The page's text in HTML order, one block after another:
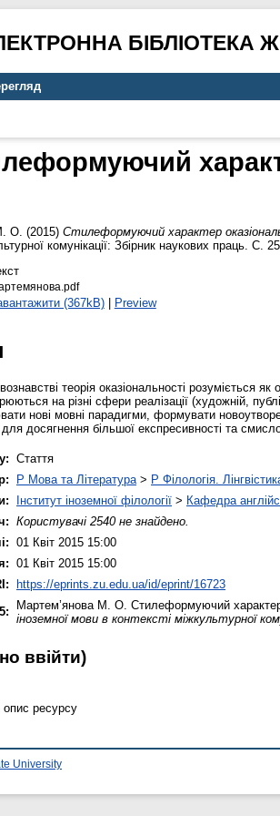
БІБЛІОТЕКА
О. (2015) Стилеформуючий характер
комунікації: Збірник наукових праць. С.
(367kB)| Preview
теорія оказіональності розуміється
на різні сфери реалізації (художній,
нові мовні парадигми, формувати
досягнення більшої експресивності та
Стаття
P Мова та Література > P Філологія.
Інститут іноземної філології > Кафедра
Користувачі 2540 не знайдено.
01 Квіт 2015 15:00
01 Квіт 2015 15:00
https://eprints.zu.edu.ua/id/eprint/16723
Мартем’янова М. О. Стилеформуючий характер
іноземної мови в контексті міжкультурної
ввійти)
ресурсу
University